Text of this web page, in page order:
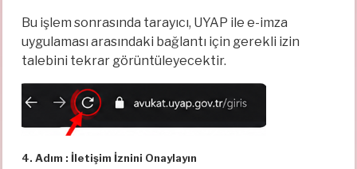
Bu işlem sonrasında tarayıcı, UYAP ile e-imza
uygulaması arasındaki bağlantı için gerekli izin
talebini tekrar görüntüleyecektir.
4. Adım : İletişim İznini Onaylayın